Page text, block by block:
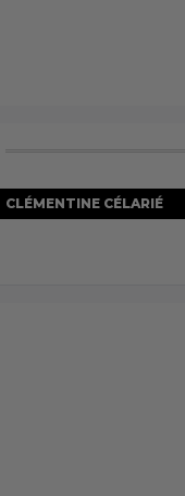
CLÉMENTINE CÉLARIÉ